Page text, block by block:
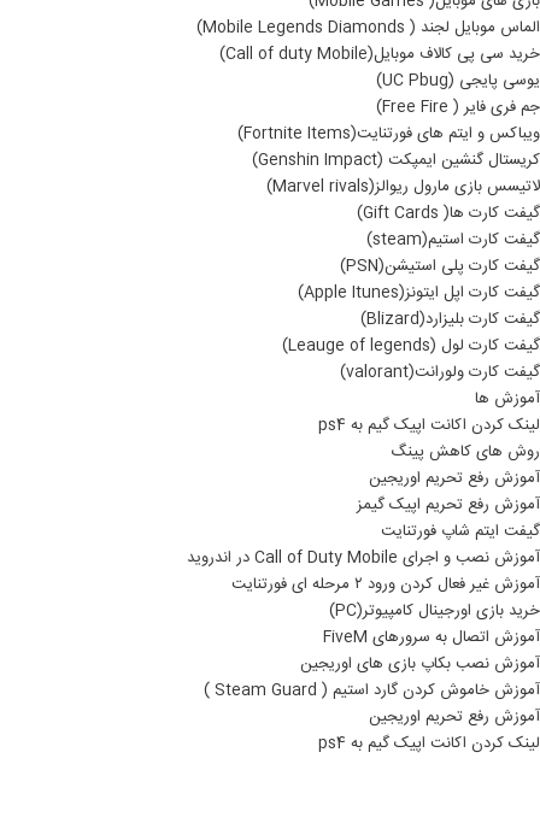
الماس موبایل لجند ( Mobile Legends Diamonds)
خرید سی پی کالاف موبایل(Call of duty Mobile)
یوسی پایجی (UC Pbug)
جم فری فایر ( Free Fire)
ویباکس و ایتم های فورتنایت(Fortnite Items)
کریستال گنشین ایمپکت (Genshin Impact)
لاتیسس بازی مارول ریوالز(Marvel rivals)
گیفت کارت ها( Gift Cards)
گیفت کارت استیم(steam)
گیفت کارت پلی استیشن(PSN)
گیفت کارت اپل ایتونز(Apple Itunes)
گیفت کارت بلیزارد(Blizard)
گیفت کارت لول (Leauge of legends)
گیفت کارت ولورانت(valorant)
آموزش ها
لینک کردن اکانت اپیک گیم به ps4
روش های کاهش پینگ
آموزش رفع تحریم اوریجین
آموزش رفع تحریم اپیک گیمز
گیفت ایتم شاپ فورتنایت
آموزش نصب و اجرای Call of Duty Mobile در اندروید
آموزش غیر فعال کردن ورود ۲ مرحله ای فورتنایت
خرید بازی اورجینال کامپیوتر(PC)
آموزش اتصال به سرورهای FiveM
آموزش نصب بکاپ بازی های اوریجین
آموزش خاموش کردن گارد استیم ( Steam Guard )
آموزش رفع تحریم اوریجین
لینک کردن اکانت اپیک گیم به ps4